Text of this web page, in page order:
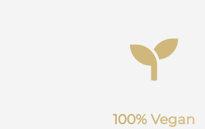
100% Vegan